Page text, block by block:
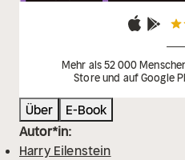
Mehr als 52 000
Store und auf Google
Über
E-Book
Autor*in:
Harry Eilenstein